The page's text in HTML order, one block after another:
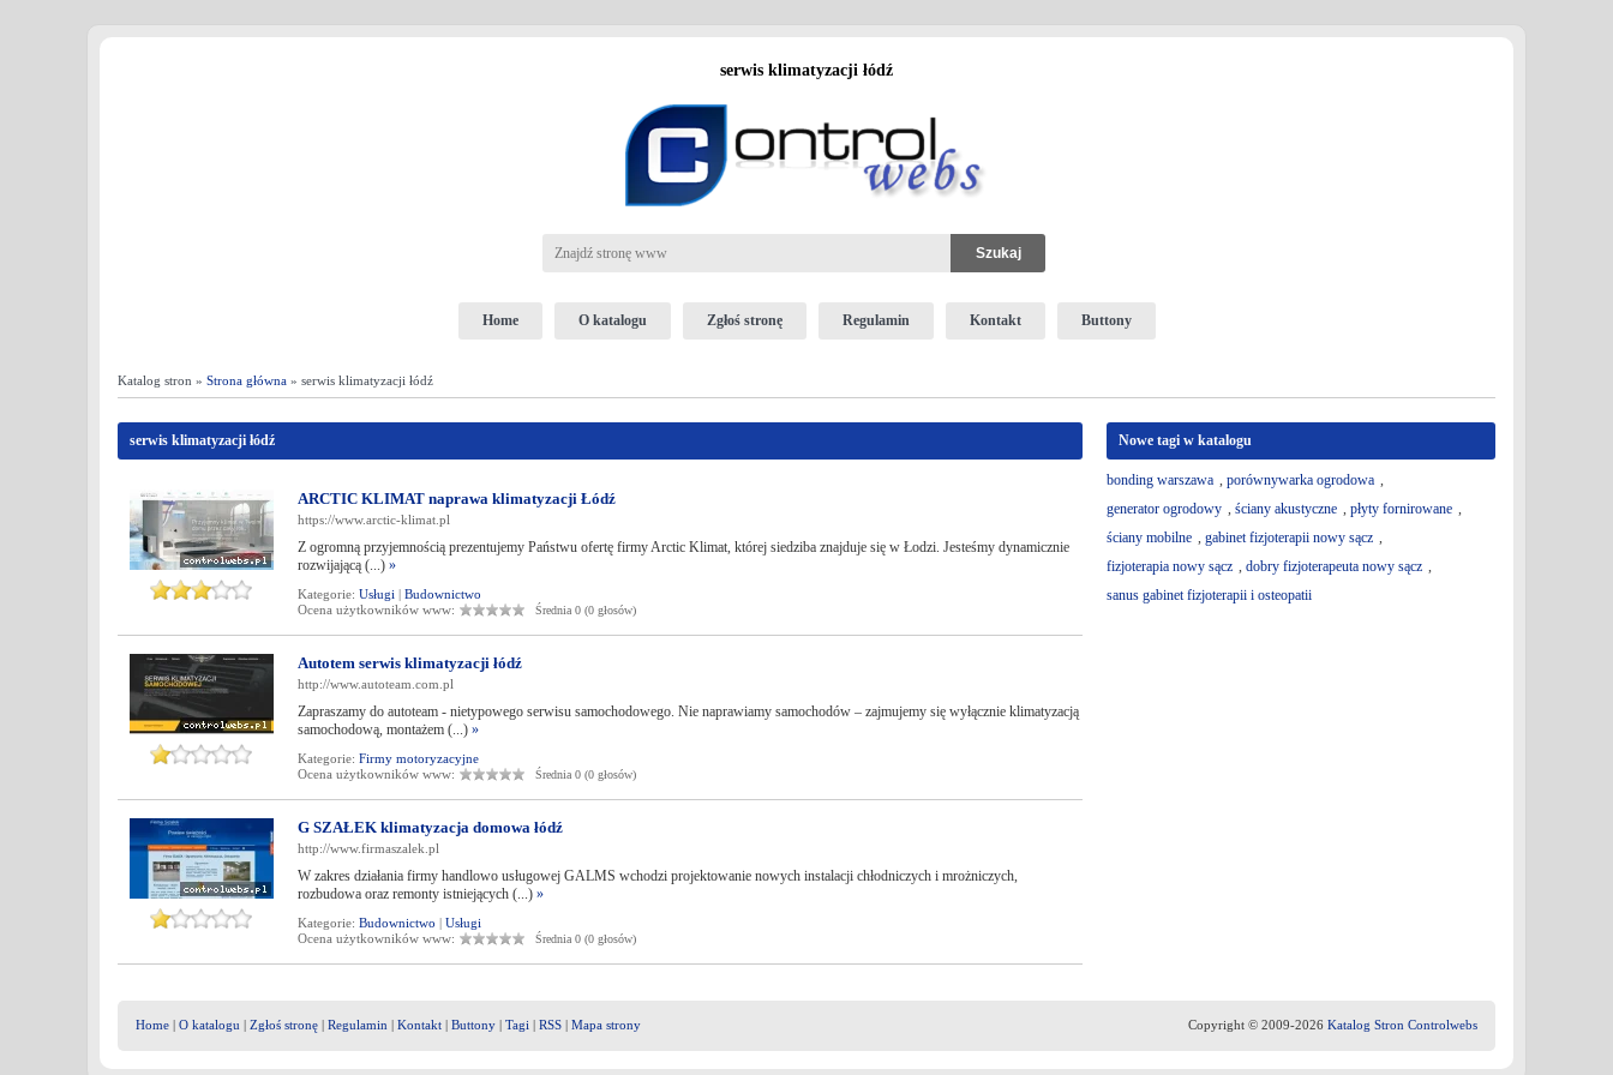
serwis klimatyzacji łódź
Home O katalogu Zgłoś stronę Regulamin Kontakt Buttony
Katalog stron » Strona główna » serwis klimatyzacji łódź
serwis klimatyzacji łódź
ARCTIC KLIMAT naprawa klimatyzacji Łódź
https://www.arctic-klimat.pl
Z ogromną przyjemnością prezentujemy Państwu ofertę firmy Arctic Klimat, której siedziba znajduje się w Łodzi. Jesteśmy dynamicznie
rozwijającą (...) »
Kategorie: Usługi | Budownictwo
Ocena użytkowników www:
Średnia 0 (0 głosów)
Autotem serwis klimatyzacji łódź
http://www.autoteam.com.pl
Zapraszamy do autoteam - nietypowego serwisu samochodowego. Nie naprawiamy samochodów – zajmujemy się wyłącznie klimatyzacją
samochodową, montażem (...) »
Kategorie: Firmy motoryzacyjne
Ocena użytkowników www:
Średnia 0 (0 głosów)
G SZAŁEK klimatyzacja domowa łódź
http://www.firmaszalek.pl
W zakres działania firmy handlowo usługowej GALMS wchodzi projektowanie nowych instalacji chłodniczych i mrożniczych,
rozbudowa oraz remonty istniejących (...) »
Kategorie: Budownictwo | Usługi
Ocena użytkowników www:
Średnia 0 (0 głosów)
Nowe tagi w katalogu
bonding warszawa , porównywarka ogrodowa ,
generator ogrodowy , ściany akustyczne , płyty fornirowane ,
ściany mobilne , gabinet fizjoterapii nowy sącz ,
fizjoterapia nowy sącz , dobry fizjoterapeuta nowy sącz ,
sanus gabinet fizjoterapii i osteopatii
Home | O katalogu | Zgłoś stronę | Regulamin | Kontakt | Buttony | Tagi | RSS | Mapa strony Copyright © 2009-2026 Katalog Stron Controlwebs